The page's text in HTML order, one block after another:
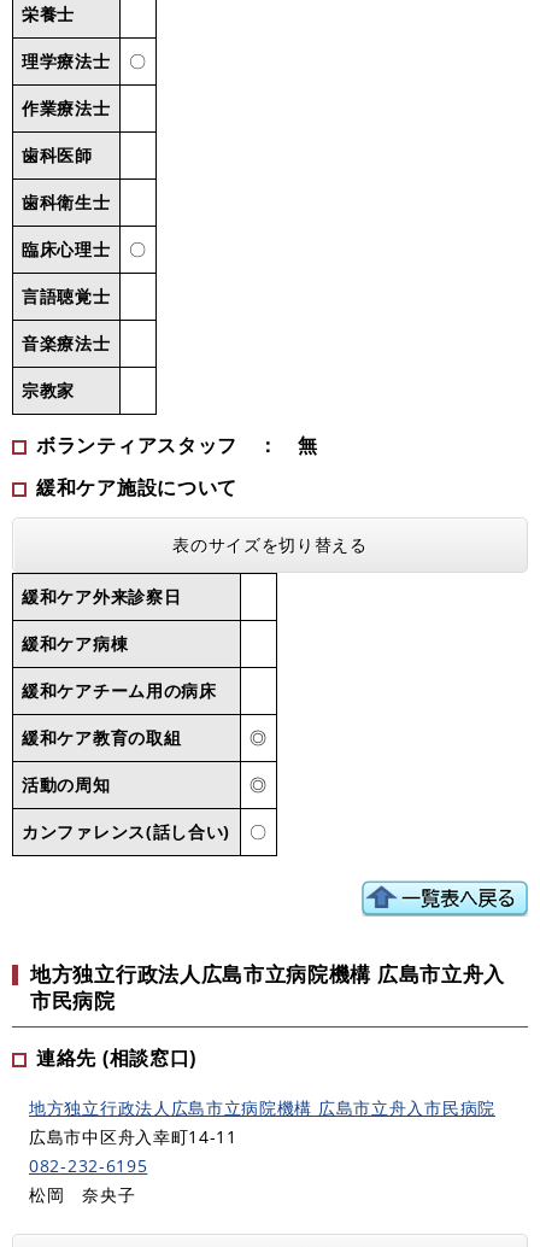
栄養士
理学療法士 〇
作業療法士
歯科医師
歯科衛生士
臨床心理士 〇
言語聴覚士
音楽療法士
宗教家
ボランティアスタッフ ： 無
緩和ケア施設について
表のサイズを切り替える
緩和ケア外来診察日
緩和ケア病棟
緩和ケアチーム用の病床
緩和ケア教育の取組 ◎
活動の周知 ◎
カンファレンス(話し合い) 〇
地方独立行政法人広島市立病院機構 広島市立舟入
市民病院
連絡先 (相談窓口)
地方独立行政法人広島市立病院機構 広島市立舟入市民病院
広島市中区舟入幸町14-11
082-232-61 95
松岡 奈央子